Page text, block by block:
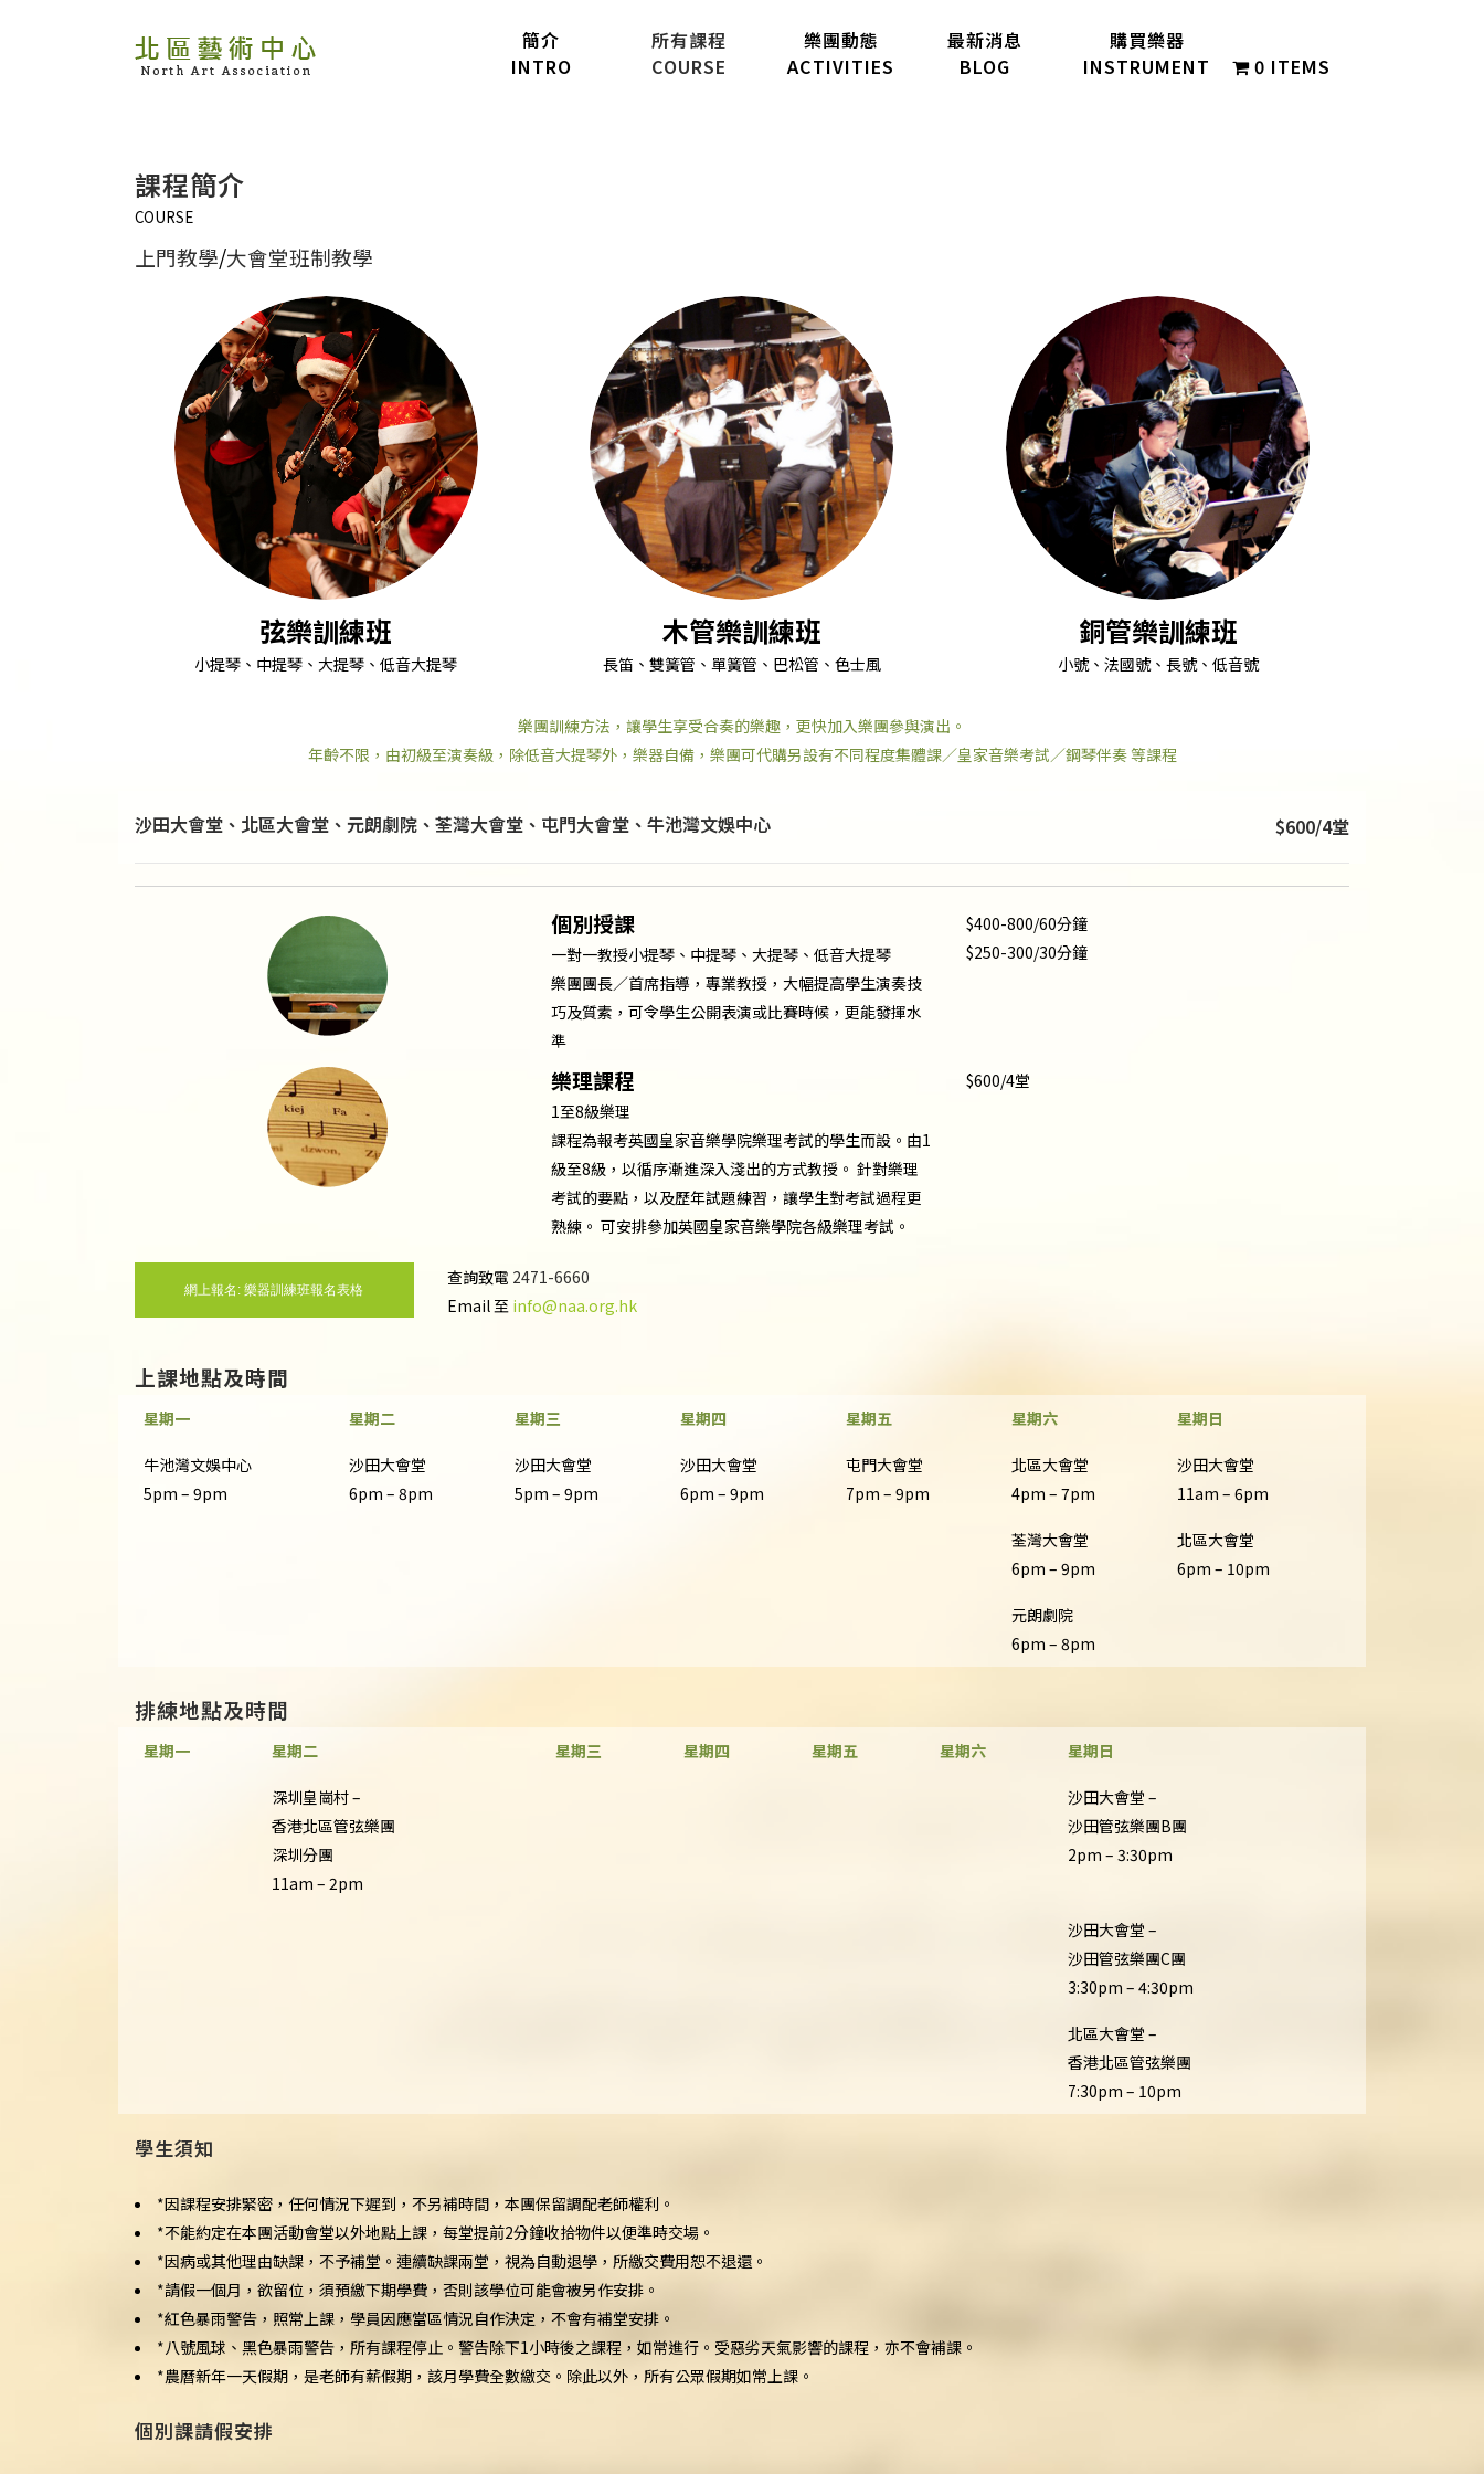
簡介
INTRO
所有課程
COURSE
樂團動態
ACTIVITIES
最新消息
BLOG
購買樂器
INSTRUMENT
0 ITEMS
課程簡介
COURSE
上門教學/大會堂班制教學
弦樂訓練班
小提琴、中提琴、大提琴、低音大提琴
木管樂訓練班
長笛、雙簧管、單簧管、巴松管、色士風
銅管樂訓練班
小號、法國號、長號、低音號
樂團訓練方法，讓學生享受合奏的樂趣，更快加入樂團參與演出。
年齡不限，由初級至演奏級，除低音大提琴外，樂器自備，樂團可代購另設有不同程度集體課／皇家音樂考試／鋼琴伴奏 等課程
沙田大會堂、北區大會堂、元朗劇院、荃灣大會堂、屯門大會堂、牛池灣文娛中心 $600/4堂
個別授課
一對一教授小提琴、中提琴、大提琴、低音大提琴
樂團團長／首席指導，專業教授，大幅提高學生演奏技
巧及質素，可令學生公開表演或比賽時候，更能發揮水
準
$400-800/60分鐘
$250-300/30分鐘
樂理課程
1至8級樂理
課程為報考英國皇家音樂學院樂理考試的學生而設。由1
級至8級，以循序漸進深入淺出的方式教授。 針對樂理
考試的要點，以及歷年試題練習，讓學生對考試過程更
熟練。 可安排參加英國皇家音樂學院各級樂理考試。
$600/4堂
網上報名: 樂器訓練班報名表格
查詢致電 2471-6660
Email 至 info@naa.org.hk
上課地點及時間
星期一 星期二 星期三 星期四 星期五 星期六 星期日
牛池灣文娛中心
5pm – 9pm
沙田大會堂
6pm – 8pm
沙田大會堂
5pm – 9pm
沙田大會堂
6pm – 9pm
屯門大會堂
7pm – 9pm
北區大會堂
4pm – 7pm
沙田大會堂
11am – 6pm
荃灣大會堂
6pm – 9pm
北區大會堂
6pm – 10pm
元朗劇院
6pm – 8pm
排練地點及時間
星期一 星期二 星期三 星期四 星期五 星期六 星期日
深圳皇崗村 –
香港北區管弦樂團
深圳分團
11am – 2pm
沙田大會堂 –
沙田管弦樂團B團
2pm – 3:30pm
沙田大會堂 –
沙田管弦樂團C團
3:30pm – 4:30pm
北區大會堂 –
香港北區管弦樂團
7:30pm – 10pm
學生須知
*因課程安排緊密，任何情況下遲到，不另補時間，本團保留調配老師權利。
*不能約定在本團活動會堂以外地點上課，每堂提前2分鐘收拾物件以便準時交場。
*因病或其他理由缺課，不予補堂。連續缺課兩堂，視為自動退學，所繳交費用恕不退還。
*請假一個月，欲留位，須預繳下期學費，否則該學位可能會被另作安排。
*紅色暴雨警告，照常上課，學員因應當區情況自作決定，不會有補堂安排。
*八號風球、黑色暴雨警告，所有課程停止。警告除下1小時後之課程，如常進行。受惡劣天氣影響的課程，亦不會補課。
*農曆新年一天假期，是老師有薪假期，該月學費全數繳交。除此以外，所有公眾假期如常上課。
個別課請假安排